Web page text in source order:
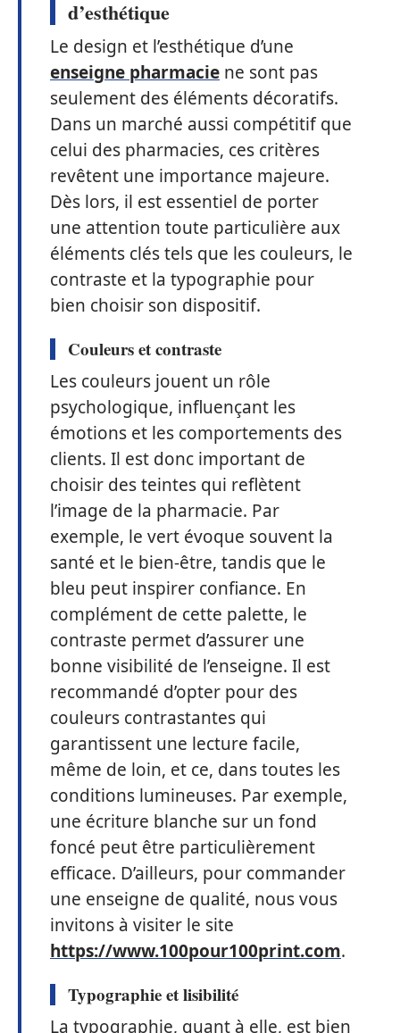
d’esthétique
Le design et l’esthétique d’une
enseigne pharmacie ne sont pas
seulement des éléments décoratifs.
Dans un marché aussi compétitif que
celui des pharmacies, ces critères
revêtent une importance majeure.
Dès lors, il est essentiel de porter
une attention toute particulière aux
éléments clés tels que les couleurs, le
contraste et la typographie pour
bien choisir son dispositif.
Couleurs et contraste
Les couleurs jouent un rôle
psychologique, influençant les
émotions et les comportements des
clients. Il est donc important de
choisir des teintes qui reflètent
l’image de la pharmacie. Par
exemple, le vert évoque souvent la
santé et le bien-être, tandis que le
bleu peut inspirer confiance. En
complément de cette palette, le
contraste permet d’assurer une
bonne visibilité de l’enseigne. Il est
recommandé d’opter pour des
couleurs contrastantes qui
garantissent une lecture facile,
même de loin, et ce, dans toutes les
conditions lumineuses. Par exemple,
une écriture blanche sur un fond
foncé peut être particulièrement
efficace. D’ailleurs, pour commander
une enseigne de qualité, nous vous
invitons à visiter le site
https://www.100pour100print.com.
Typographie et lisibilité
La typographie, quant à elle, est bien